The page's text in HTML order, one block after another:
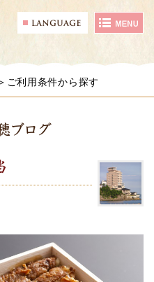
ご利用条件から探す
ブログ